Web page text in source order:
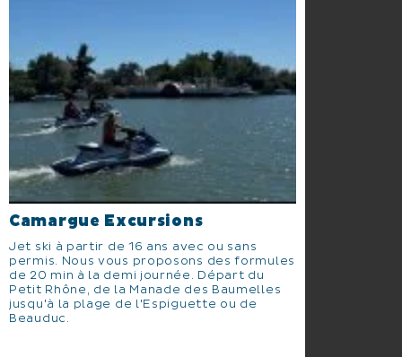
Camargue Excursions
Jet ski à partir de 16 ans avec ou sans
permis. Nous vous proposons des formules
de 20 min à la demi journée. Départ du
Petit Rhône, de la Manade des Baumelles
jusqu'à la plage de l'Espiguette ou de
Beauduc.